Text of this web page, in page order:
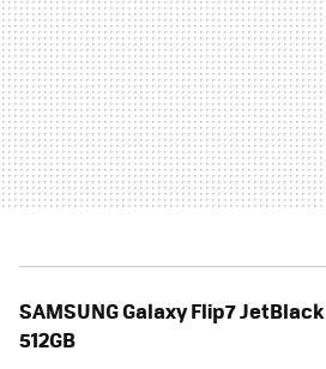
SAMSUNG Galaxy Flip7 JetBlack
512GB